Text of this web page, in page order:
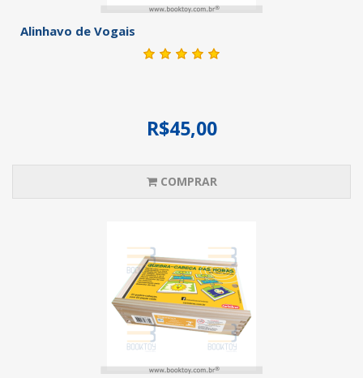
Alinhavo de Vogais
R$45,00
COMPRAR